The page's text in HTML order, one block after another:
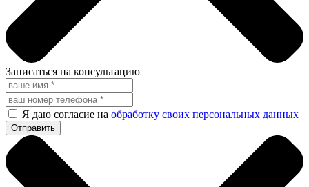
Записаться на консультацию
Я даю согласие на обработку своих персональных данных